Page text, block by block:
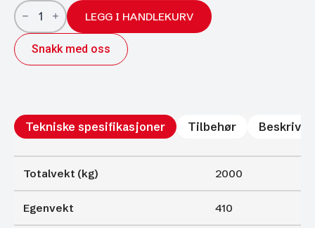
Ifor
Williams
Tow-
Max
2514
2000kg
LEGG I HANDLEKURV
Snakk med oss
Tekniske spesifikasjoner Tilbehør
Totalvekt (kg) 2000
Egenvekt 410